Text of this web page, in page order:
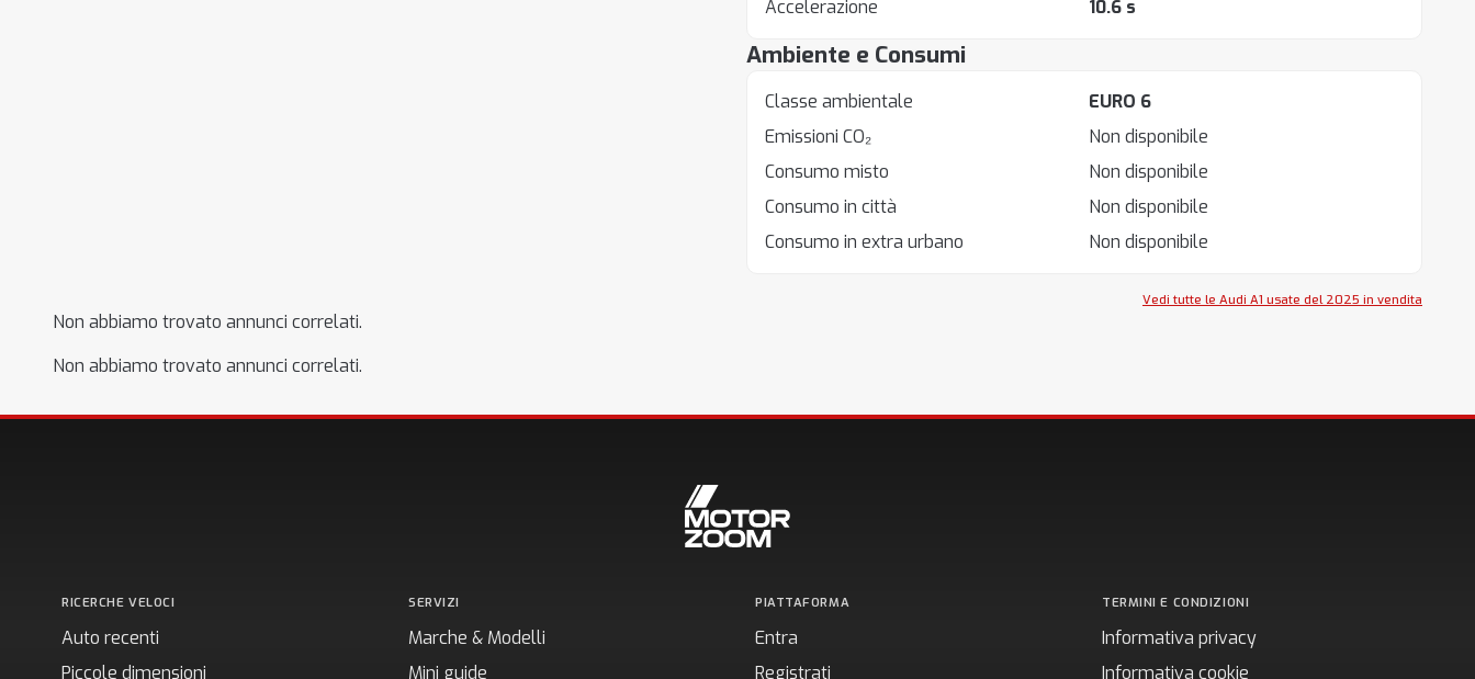
Accelerazione
10.6 s
Ambiente e Consumi
Classe ambientale
EURO 6
Emissioni CO₂
Non disponibile
Consumo misto
Non disponibile
Consumo in città
Non disponibile
Consumo in extra urbano
Non disponibile
Vedi tutte le Audi A1 usate del 2025 in vendita
Non abbiamo trovato annunci correlati.
Non abbiamo trovato annunci correlati.
RICERCHE VELOCI
Auto recenti
Piccole dimensioni
SERVIZI
Marche & Modelli
Mini guide
PIATTAFORMA
Entra
Registrati
TERMINI E CONDIZIONI
Informativa privacy
Informativa cookie